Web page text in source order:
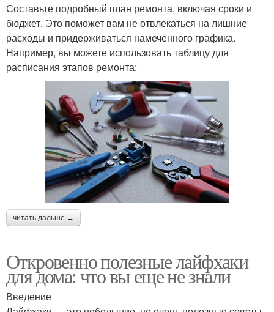
Составьте подробный план ремонта, включая сроки и
бюджет. Это поможет вам не отвлекаться на лишние
расходы и придерживаться намеченного графика.
Например, вы можете использовать таблицу для
расписания этапов ремонта:
читать дальше →
Откровенно полезные лайфхаки
для дома: что вы еще не знали
Введение